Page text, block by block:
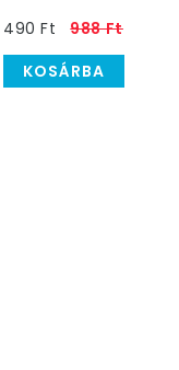
490 Ft
988 Ft
KOSÁRBA